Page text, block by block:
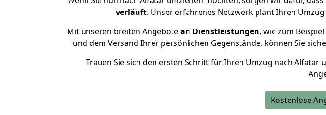
verläuft. Unser erfahrenes Netzwerk plant Ihren
Mit unseren breiten Angebotean Dienstleistungen, wie zum
und dem Versand Ihrer persönlichen Gegenstände, können Sie
Trauen Sie sich den ersten Schritt für Ihren Umzug nach Alfatar
Kostenlose